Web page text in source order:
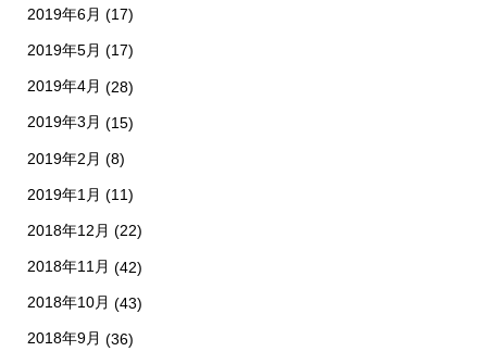
2019年6月 (17)
2019年5月 (17)
2019年4月 (28)
2019年3月 (15)
2019年2月 (8)
2019年1月 (11)
2018年12月 (22)
2018年11月 (42)
2018年10月 (43)
2018年9月 (36)